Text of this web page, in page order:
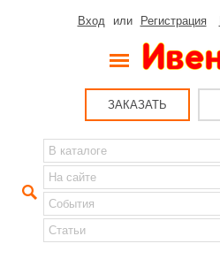
Вход или Регистрация
ЗАКАЗАТЬ